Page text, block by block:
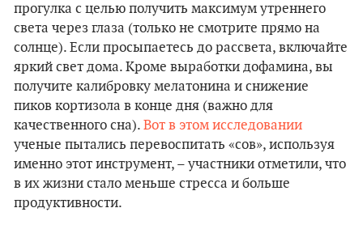
прогулка с целью получить максимум утреннего
света через глаза (только не смотрите прямо на
солнце). Если просыпаетесь до рассвета, включайте
яркий свет дома. Кроме выработки дофамина, вы
получите калибровку мелатонина и снижение
пиков кортизола в конце дня (важно для
качественного сна). Вот в этом исследовании
ученые пытались перевоспитать «сов», используя
именно этот инструмент, – участники отметили, что
в их жизни стало меньше стресса и больше
продуктивности.